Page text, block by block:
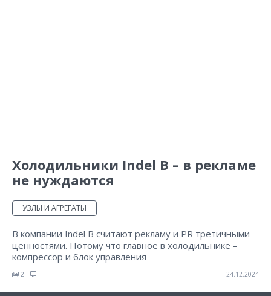
Холодильники Indel B – в рекламе
не нуждаются
УЗЛЫ И АГРЕГАТЫ
В компании Indel B считают рекламу и PR третичными
ценностями. Потому что главное в холодильнике –
компрессор и блок управления
2 24.12.2024